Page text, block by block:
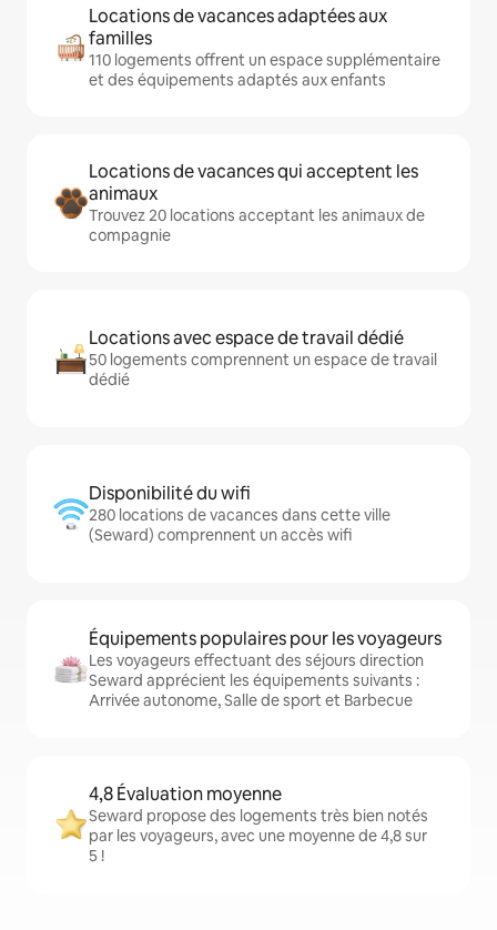
Locations de vacances adaptées aux
familles
110 logements offrent un espace supplémentaire
et des équipements adaptés aux enfants
Locations de vacances qui acceptent les
animaux
Trouvez 20 locations acceptant les animaux de
compagnie
Locations avec espace de travail dédié
50 logements comprennent un espace de travail
dédié
Disponibilité du wifi
280 locations de vacances dans cette ville
(Seward) comprennent un accès wifi
Équipements populaires pour les voyageurs
Les voyageurs effectuant des séjours direction
Seward apprécient les équipements suivants :
Arrivée autonome, Salle de sport et Barbecue
4,8 Évaluation moyenne
Seward propose des logements très bien notés
par les voyageurs, avec une moyenne de 4,8 sur
5 !